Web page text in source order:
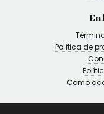
Política de
Cómo